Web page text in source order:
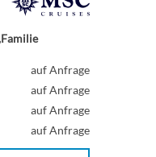
auf Anfrage
auf Anfrage
auf Anfrage
auf Anfrage